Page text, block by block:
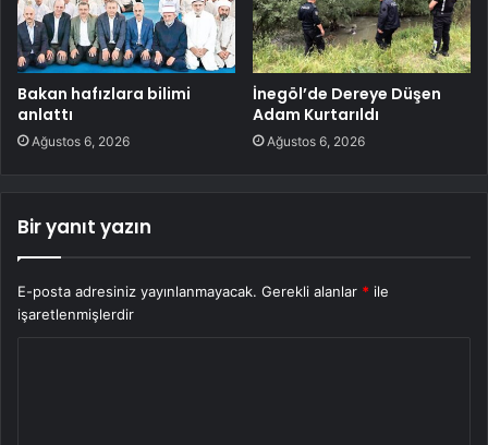
Bakan hafızlara bilimi
anlattı
Ağustos 6, 2026
İnegöl’de Dereye Düşen
Adam Kurtarıldı
Ağustos 6, 2026
Bir yanıt yazın
E-posta adresiniz yayınlanmayacak. Gerekli alanlar * ile
işaretlenmişlerdir